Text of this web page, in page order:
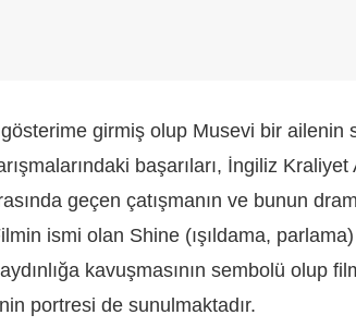
gösterime girmiş olup Musevi bir ailenin
başarıları, İngiliz Kraliyet
geçen çatışmanın ve bunun
ismi olan Shine (ışıldama,
kavuşmasının sembolü olup
portresi de sunulmaktadır.